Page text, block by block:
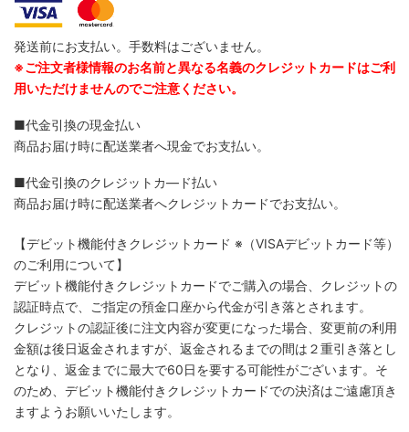
発送前にお支払い。手数料はございません。
※ご注文者様情報のお名前と異なる名義のクレジットカードはご利
用いただけませんのでご注意ください。
■代金引換の現金払い
商品お届け時に配送業者へ現金でお支払い。
■代金引換のクレジットカ―ド払い
商品お届け時に配送業者へクレジットカードでお支払い。
【デビット機能付きクレジットカード ※（VISAデビットカード等）
のご利用について】
デビット機能付きクレジットカードでご購入の場合、クレジットの
認証時点で、ご指定の預金口座から代金が引き落とされます。
クレジットの認証後に注文内容が変更になった場合、変更前の利用
金額は後日返金されますが、返金されるまでの間は２重引き落とし
となり、返金までに最大で60日を要する可能性がございます。そ
のため、デビット機能付きクレジットカードでの決済はご遠慮頂き
ますようお願いいたします。